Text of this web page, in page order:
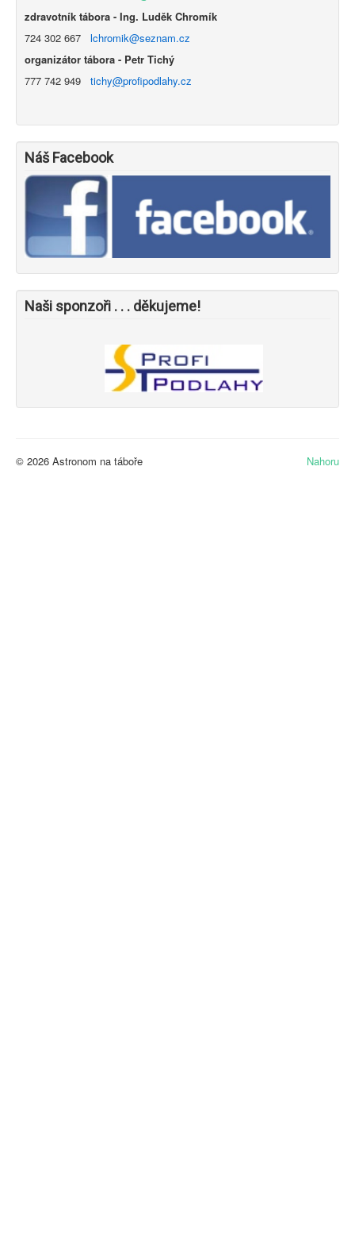
zdravotník tábora - Ing. Luděk Chromík
724 302 667
lchromik@seznam.cz
organizátor tábora - Petr Tichý
777 742 949
tichy@profipodlahy.cz
Náš Facebook
Naši sponzoři . . . děkujeme!
Nahoru
© 2026 Astronom na táboře